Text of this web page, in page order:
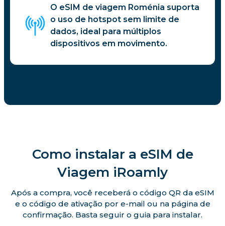
O eSIM de viagem Roménia suporta
o uso de hotspot sem limite de
dados, ideal para múltiplos
dispositivos em movimento.
Como instalar a eSIM de
Viagem iRoamly
Após a compra, você receberá o código QR da eSIM
e o código de ativação por e-mail ou na página de
confirmação. Basta seguir o guia para instalar.